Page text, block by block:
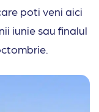
poti veni aici
iunie sau finalul